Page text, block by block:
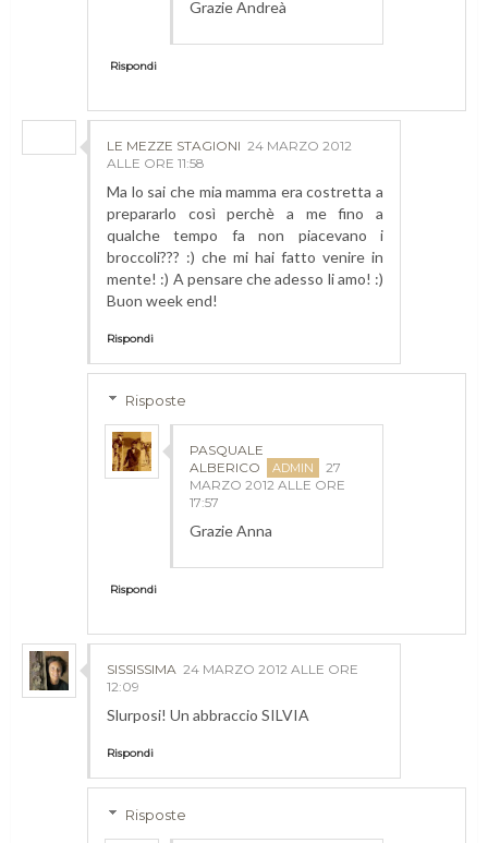
Grazie Andreà
Rispondi
LE MEZZE STAGIONI 24 MARZO 2012
ALLE ORE 11:58
Ma lo sai che mia mamma era costretta a
prepararlo così perchè a me fino a
qualche tempo fa non piacevano i
broccoli??? :) che mi hai fatto venire in
mente! :) A pensare che adesso li amo! :)
Buon week end!
Rispondi
Risposte
PASQUALE
ALBERICO
27
MARZO 2012 ALLE ORE
17:57
Grazie Anna
Rispondi
SISSISSIMA 24 MARZO 2012 ALLE ORE
12:09
Slurposi! Un abbraccio SILVIA
Rispondi
Risposte